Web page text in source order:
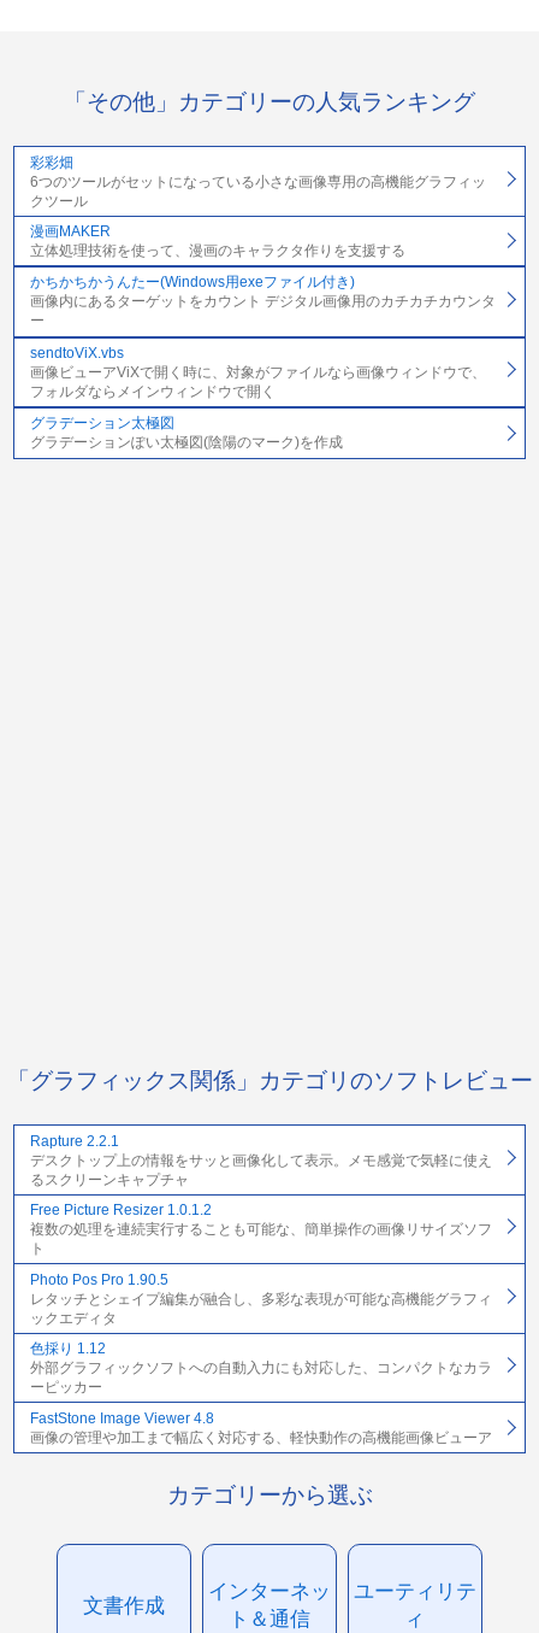
「その他」カテゴリーの人気ランキング
彩彩畑
6つのツールがセットになっている小さな画像専用の高機能グラフィッ
クツール
漫画MAKER
立体処理技術を使って、漫画のキャラクタ作りを支援する
かちかちかうんたー(Windows用exeファイル付き)
画像内にあるターゲットをカウント デジタル画像用のカチカチカウンタ
ー
sendtoViX.vbs
画像ビューアViXで開く時に、対象がファイルなら画像ウィンドウで、
フォルダならメインウィンドウで開く
グラデーション太極図
グラデーションぽい太極図(陰陽のマーク)を作成
「グラフィックス関係」カテゴリのソフトレビュー
Rapture 2.2.1
デスクトップ上の情報をサッと画像化して表示。メモ感覚で気軽に使え
るスクリーンキャプチャ
Free Picture Resizer 1.0.1.2
複数の処理を連続実行することも可能な、簡単操作の画像リサイズソフ
ト
Photo Pos Pro 1.90.5
レタッチとシェイプ編集が融合し、多彩な表現が可能な高機能グラフィ
ックエディタ
色採り 1.12
外部グラフィックソフトへの自動入力にも対応した、コンパクトなカラ
ーピッカー
FastStone Image Viewer 4.8
画像の管理や加工まで幅広く対応する、軽快動作の高機能画像ビューア
カテゴリーから選ぶ
文書作成
インターネッ
ト＆通信
ユーティリテ
ィ